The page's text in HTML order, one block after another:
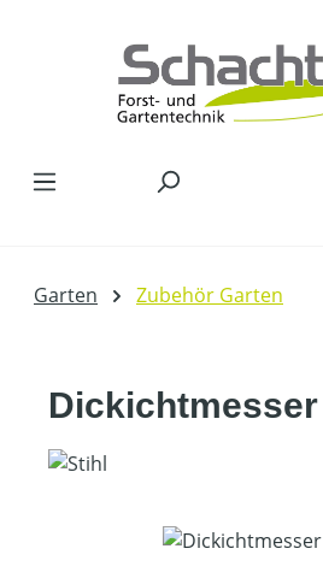
Garten Zubehör Garten
Dickichtmesser
Bildergalerie überspringen